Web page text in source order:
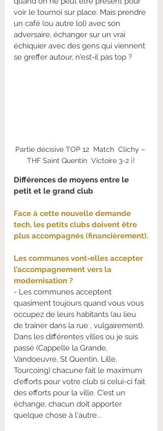
voir le tournoi sur place. Mais prendre
un café (ou autre lol) avec son
adversaire, échanger sur un vrai
échiquier avec des gens qui viennent
se greffer autour, n'est-il pas top ?
Partie décisive TOP 12  Match  Clichy –
THF Saint Quentin  Victoire 3-2 ¡!
Différences de moyens entre le
petit et le grand club
Face à cette nouvelle demande
tech, les petits clubs doivent être
plus accompagnés (financièrement).
Les communes vont-elles accepter
l’accompagnement vers la
modernisation ?
- Les communes acceptent
quasiment toujours quand vous vous
occupez de leurs habitants (au lieu
de traîner dans la rue , vulgairement).
Dans les différentes villes ou je suis
passé (Cappelle la Grande,
Vandoeuvre, St Quentin, Lille,
Tourcoing) chacune fait le maximum
d'efforts pour votre club si celui-ci fait
des efforts pour la ville. C'est un
échange, chacun doit apporter
quelque chose à l'autre...